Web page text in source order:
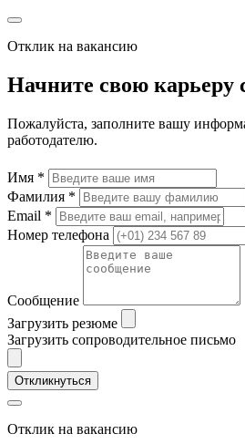
Отклик на вакансию
Начните свою карьеру
Пожалуйста, заполните вашу
работодателю.
Имя *
Фамилия *
Email *
Номер телефона
Сообщение
Загрузить резюме
Загрузить сопроводительное письмо
Откликнуться
Отклик на вакансию